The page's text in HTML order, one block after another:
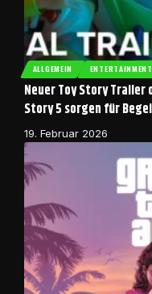
ALLGEMEIN ENTERTAINMENT
Neuer Toy Story Trailer
Story 5 sorgen für
19. Februar 2026